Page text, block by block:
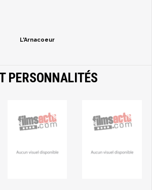
L'Arnacoeur
PERSONNALITÉS